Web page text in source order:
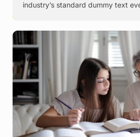
industry’s standard dummy text